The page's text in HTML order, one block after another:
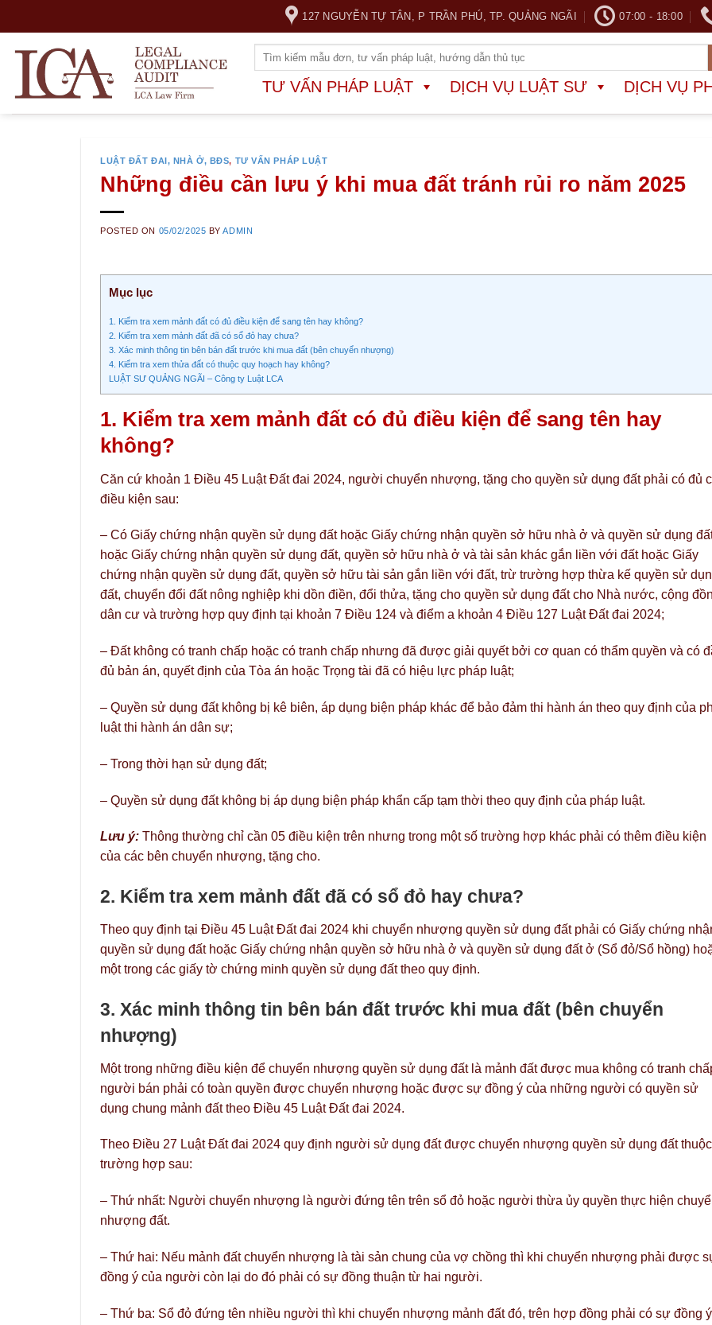
content
127 NGUYỄN TỰ TÂN, P TRẦN PHÚ, TP. QUẢNG NGÃI 07:00 - 18:00
TƯ VẤN PHÁP LUẬT DỊCH VỤ LUẬT SƯ DỊCH VỤ
LUẬT ĐẤT ĐAI, NHÀ Ở, BĐS, TƯ VẤN PHÁP LUẬT
Những điều cần lưu ý khi mua đất tránh rủi ro năm 2025
POSTED ON 05/02/2025 BYADMIN
Mục lục
1. Kiểm tra xem mảnh đất có đủ điều kiện để sang tên hay không?
2. Kiểm tra xem mảnh đất đã có sổ đỏ hay chưa?
3. Xác minh thông tin bên bán đất trước khi mua đất (bên chuyển nhượng)
4. Kiểm tra xem thửa đất có thuộc quy hoạch hay không?
LUẬT SƯ QUẢNG NGÃI – Công ty Luật LCA
1. Kiểm tra xem mảnh đất có đủ điều kiện để sang tên hay
không?
Căn cứ khoản 1 Điều 45 Luật Đất đai 2024, người chuyển nhượng, tặng cho quyền sử dụng đất phải có đủ
điều kiện sau:
– Có Giấy chứng nhận quyền sử dụng đất hoặc Giấy chứng nhận quyền sở hữu nhà ở và quyền sử dụng
hoặc Giấy chứng nhận quyền sử dụng đất, quyền sở hữu nhà ở và tài sản khác gắn liền với đất hoặc Giấy
chứng nhận quyền sử dụng đất, quyền sở hữu tài sản gắn liền với đất, trừ trường hợp thừa kế quyền sử
đất, chuyển đổi đất nông nghiệp khi dồn điền, đổi thửa, tặng cho quyền sử dụng đất cho Nhà nước, cộng
dân cư và trường hợp quy định tại khoản 7 Điều 124 và điểm a khoản 4 Điều 127 Luật Đất đai 2024;
– Đất không có tranh chấp hoặc có tranh chấp nhưng đã được giải quyết bởi cơ quan có thẩm quyền và có
đủ bản án, quyết định của Tòa án hoặc Trọng tài đã có hiệu lực pháp luật;
– Quyền sử dụng đất không bị kê biên, áp dụng biện pháp khác để bảo đảm thi hành án theo quy định của
luật thi hành án dân sự;
– Trong thời hạn sử dụng đất;
– Quyền sử dụng đất không bị áp dụng biện pháp khẩn cấp tạm thời theo quy định của pháp luật.
Lưu ý: Thông thường chỉ cần 05 điều kiện trên nhưng trong một số trường hợp khác phải có thêm điều kiện
của các bên chuyển nhượng, tặng cho.
2. Kiểm tra xem mảnh đất đã có sổ đỏ hay chưa?
Theo quy định tại Điều 45 Luật Đất đai 2024 khi chuyển nhượng quyền sử dụng đất phải có Giấy chứng
quyền sử dụng đất hoặc Giấy chứng nhận quyền sở hữu nhà ở và quyền sử dụng đất ở (Sổ đỏ/Sổ hồng)
một trong các giấy tờ chứng minh quyền sử dụng đất theo quy định.
3. Xác minh thông tin bên bán đất trước khi mua đất (bên chuyển
nhượng)
Một trong những điều kiện để chuyển nhượng quyền sử dụng đất là mảnh đất được mua không có tranh
người bán phải có toàn quyền được chuyển nhượng hoặc được sự đồng ý của những người có quyền sử
dụng chung mảnh đất theo Điều 45 Luật Đất đai 2024.
Theo Điều 27 Luật Đất đai 2024 quy định người sử dụng đất được chuyển nhượng quyền sử dụng đất
trường hợp sau:
– Thứ nhất: Người chuyển nhượng là người đứng tên trên sổ đỏ hoặc người thừa ủy quyền thực hiện
nhượng đất.
– Thứ hai: Nếu mảnh đất chuyển nhượng là tài sản chung của vợ chồng thì khi chuyển nhượng phải được
đồng ý của người còn lại do đó phải có sự đồng thuận từ hai người.
– Thứ ba: Sổ đỏ đứng tên nhiều người thì khi chuyển nhượng mảnh đất đó, trên hợp đồng phải có sự đồng ý